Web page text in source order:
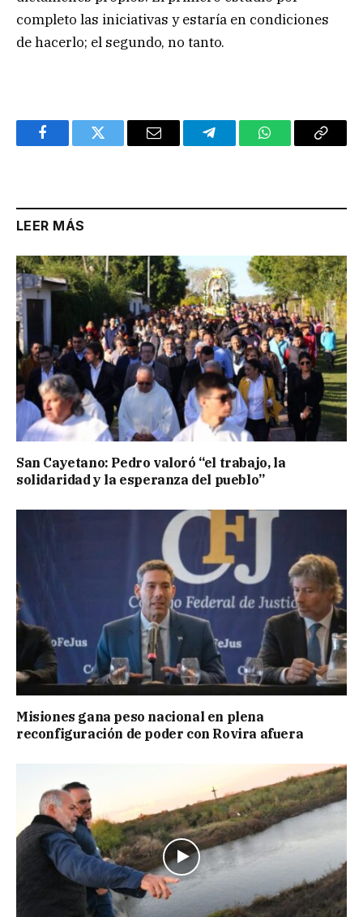
completo las iniciativas y estaría en condiciones
de hacerlo; el segundo, no tanto.
FacebookTwitter Email TelegramWhatsAppCopy
LEER MÁS
San Cayetano: Pedro valoró “el trabajo, la
solidaridad y la esperanza del pueblo”
Misiones gana peso nacional en plena
reconfiguración de poder con Rovira afuera